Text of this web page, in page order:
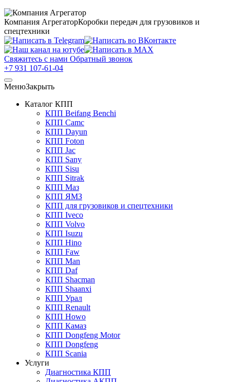
Компания АгрегаторКоробки передач для грузовиков и
спецтехники
Свяжитесь с нами Обратный звонок
+7 931 107-61-04
МенюЗакрыть
Каталог КПП
КПП Beifang Benchi
КПП Camc
КПП Dayun
КПП Foton
КПП Jac
КПП Sany
КПП Sisu
КПП Sitrak
КПП Маз
КПП ЯМЗ
КПП для грузовиков и спецтехники
КПП Iveco
КПП Volvo
КПП Isuzu
КПП Hino
КПП Faw
КПП Man
КПП Daf
КПП Shacman
КПП Shaanxi
КПП Урал
КПП Renault
КПП Howo
КПП Камаз
КПП Dongfeng Motor
КПП Dongfeng
КПП Scania
Услуги
Диагностика КПП